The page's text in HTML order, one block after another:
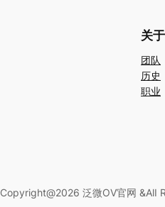
关于
团队
历史
职业
Copyright@2026 泛微OV官网 &AlI